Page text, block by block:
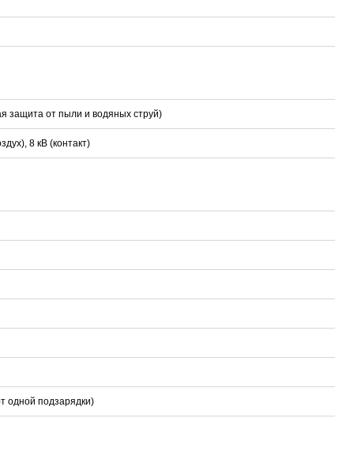
защита от пыли и водяных струй)
8 кВ (контакт)
одной подзарядки)